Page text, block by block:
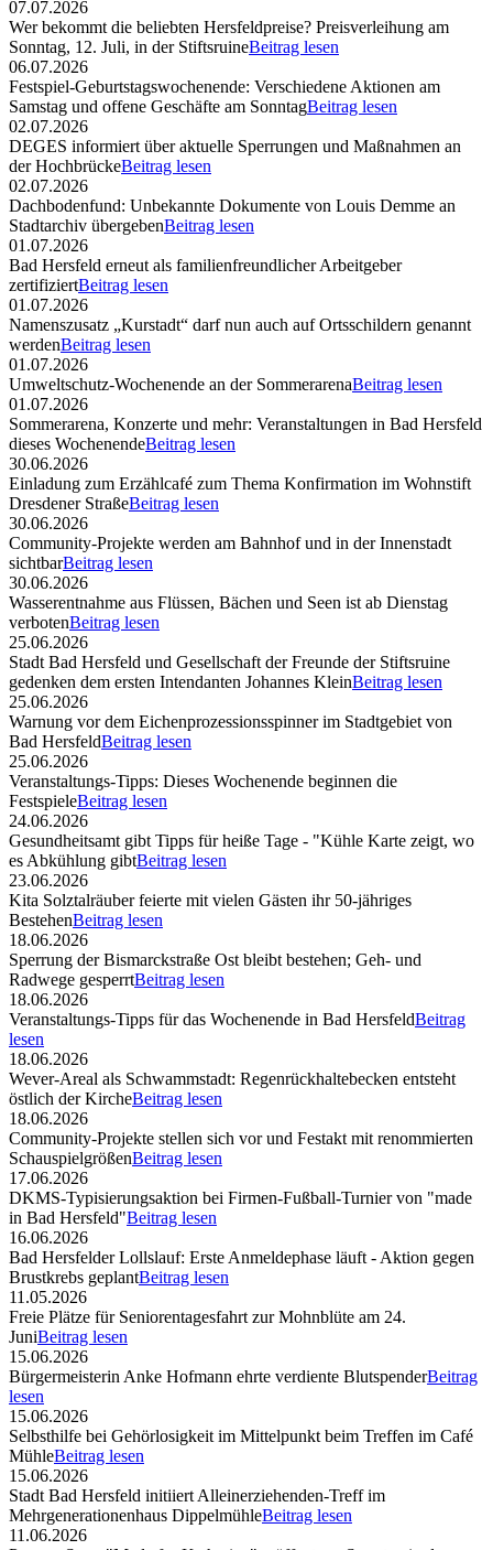
07.07.2026
Wer bekommt die beliebten Hersfeldpreise? Preisverleihung am
Sonntag, 12. Juli, in der StiftsruineBeitrag lesen
06.07.2026
Festspiel-Geburtstagswochenende: Verschiedene Aktionen am
Samstag und offene Geschäfte am SonntagBeitrag lesen
02.07.2026
DEGES informiert über aktuelle Sperrungen und Maßnahmen an
der HochbrückeBeitrag lesen
02.07.2026
Dachbodenfund: Unbekannte Dokumente von Louis Demme an
Stadtarchiv übergebenBeitrag lesen
01.07.2026
Bad Hersfeld erneut als familienfreundlicher Arbeitgeber
zertifiziertBeitrag lesen
01.07.2026
Namenszusatz „Kurstadt“ darf nun auch auf Ortsschildern genannt
werdenBeitrag lesen
01.07.2026
Umweltschutz-Wochenende an der SommerarenaBeitrag lesen
01.07.2026
Sommerarena, Konzerte und mehr: Veranstaltungen in Bad Hersfeld
dieses WochenendeBeitrag lesen
30.06.2026
Einladung zum Erzählcafé zum Thema Konfirmation im Wohnstift
Dresdener StraßeBeitrag lesen
30.06.2026
Community-Projekte werden am Bahnhof und in der Innenstadt
sichtbarBeitrag lesen
30.06.2026
Wasserentnahme aus Flüssen, Bächen und Seen ist ab Dienstag
verbotenBeitrag lesen
25.06.2026
Stadt Bad Hersfeld und Gesellschaft der Freunde der Stiftsruine
gedenken dem ersten Intendanten Johannes KleinBeitrag lesen
25.06.2026
Warnung vor dem Eichenprozessionsspinner im Stadtgebiet von
Bad HersfeldBeitrag lesen
25.06.2026
Veranstaltungs-Tipps: Dieses Wochenende beginnen die
FestspieleBeitrag lesen
24.06.2026
Gesundheitsamt gibt Tipps für heiße Tage - "Kühle Karte zeigt, wo
es Abkühlung gibtBeitrag lesen
23.06.2026
Kita Solztalräuber feierte mit vielen Gästen ihr 50-jähriges
BestehenBeitrag lesen
18.06.2026
Sperrung der Bismarckstraße Ost bleibt bestehen; Geh- und
Radwege gesperrtBeitrag lesen
18.06.2026
Veranstaltungs-Tipps für das Wochenende in Bad HersfeldBeitrag
lesen
18.06.2026
Wever-Areal als Schwammstadt: Regenrückhaltebecken entsteht
östlich der KircheBeitrag lesen
18.06.2026
Community-Projekte stellen sich vor und Festakt mit renommierten
SchauspielgrößenBeitrag lesen
17.06.2026
DKMS-Typisierungsaktion bei Firmen-Fußball-Turnier von "made
in Bad Hersfeld"Beitrag lesen
16.06.2026
Bad Hersfelder Lollslauf: Erste Anmeldephase läuft - Aktion gegen
Brustkrebs geplantBeitrag lesen
11.05.2026
Freie Plätze für Seniorentagesfahrt zur Mohnblüte am 24.
JuniBeitrag lesen
15.06.2026
Bürgermeisterin Anke Hofmann ehrte verdiente BlutspenderBeitrag
lesen
15.06.2026
Selbsthilfe bei Gehörlosigkeit im Mittelpunkt beim Treffen im Café
MühleBeitrag lesen
15.06.2026
Stadt Bad Hersfeld initiiert Alleinerziehenden-Treff im
Mehrgenerationenhaus DippelmühleBeitrag lesen
11.06.2026